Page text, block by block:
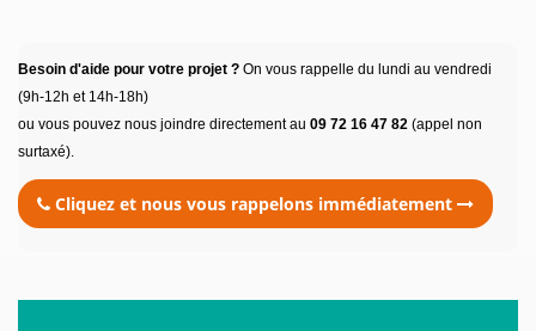
Besoin d'aide pour votre projet ? On vous rappelle du lundi au vendredi
(9h-12h et 14h-18h)
ou vous pouvez nous joindre directement au 09 72 16 47 82 (appel non
surtaxé).
Cliquez et nous vous rappelons immédiatement